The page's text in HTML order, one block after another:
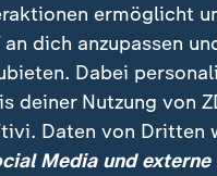
"Desaster
Britta
ermöglicht
an dich anzupassen
Dabei
deiner Nutzung von
Daten von Dritten
Media und